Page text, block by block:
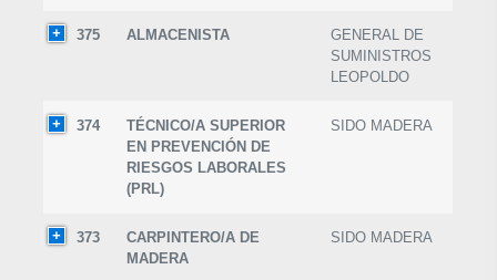
375 ALMACENISTA
GENERAL DE
SUMINISTROS
LEOPOLDO
374
TÉCNICO/A SUPERIOR
EN PREVENCIÓN DE
RIESGOS LABORALES
(PRL)
SIDO MADERA
373
CARPINTERO/A DE
MADERA
SIDO MADERA